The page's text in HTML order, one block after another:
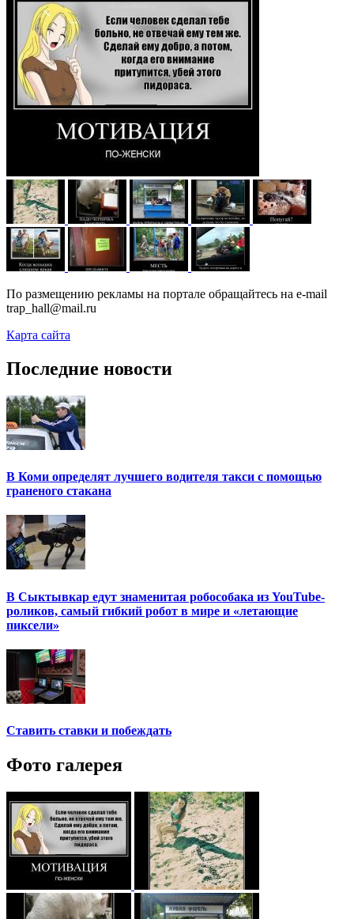
По размещению рекламы на портале обращайтесь на e-mail
trap_hall@mail.ru
Карта сайта
Последние новости
В Коми определят лучшего водителя такси с помощью
граненого стакана
В Сыктывкар едут знаменитая робособака из YouTube-
роликов, самый гибкий робот в мире и «летающие
пиксели»
Ставить ставки и побеждать
Фото галерея